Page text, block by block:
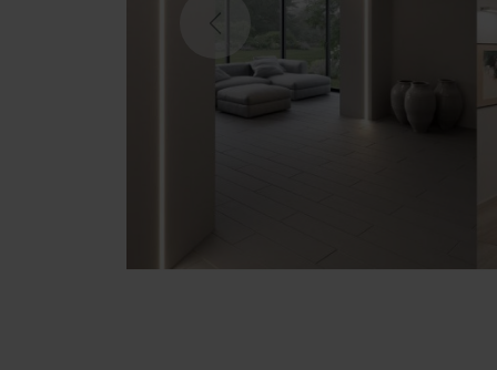
Previous